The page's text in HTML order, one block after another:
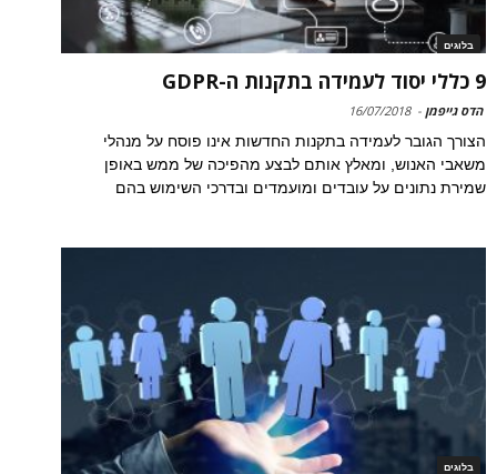
בלוגים
9 כללי יסוד לעמידה בתקנות ה-GDPR
הדס גייפמן -
16/07/2018
הצורך הגובר לעמידה בתקנות החדשות אינו פוסח על מנהלי
משאבי האנוש, ומאלץ אותם לבצע מהפיכה של ממש באופן
שמירת נתונים על עובדים ומועמדים ובדרכי השימוש בהם
בלוגים